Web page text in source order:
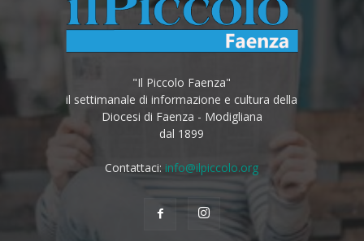
"Il Piccolo Faenza"
il settimanale di informazione e cultura della
Diocesi di Faenza - Modigliana
dal 1899
Contattaci: info@ilpiccolo.org